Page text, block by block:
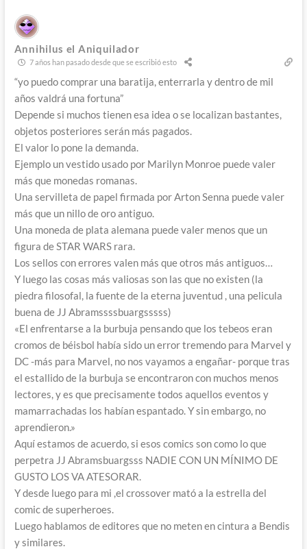
Annihilus el Aniquilador
7 años han pasado desde que se escribió esto
“yo puedo comprar una baratija, enterrarla y dentro de mil
años valdrá una fortuna”
Depende si muchos tienen esa idea o se localizan bastantes,
objetos posteriores serán más pagados.
El valor lo pone la demanda.
Ejemplo un vestido usado por Marilyn Monroe puede valer
más que monedas romanas.
Una servilleta de papel firmada por Arton Senna puede valer
más que un nillo de oro antiguo.
Una moneda de plata alemana puede valer menos que un
figura de STAR WARS rara.
Los sellos con errores valen más que otros más antiguos…
Y luego las cosas más valiosas son las que no existen (la
piedra filosofal, la fuente de la eterna juventud , una pelicula
buena de JJ Abramssssbuargsssss)
«El enfrentarse a la burbuja pensando que los tebeos eran
cromos de béisbol había sido un error tremendo para Marvel y
DC -más para Marvel, no nos vayamos a engañar- porque tras
el estallido de la burbuja se encontraron con muchos menos
lectores, y es que precisamente todos aquellos eventos y
mamarrachadas los habían espantado. Y sin embargo, no
aprendieron.»
Aquí estamos de acuerdo, si esos comics son como lo que
perpetra JJ Abramsbuargsss NADIE CON UN MÍNIMO DE
GUSTO LOS VA ATESORAR.
Y desde luego para mi ,el crossover mató a la estrella del
comic de superheroes.
Luego hablamos de editores que no meten en cintura a Bendis
y similares.